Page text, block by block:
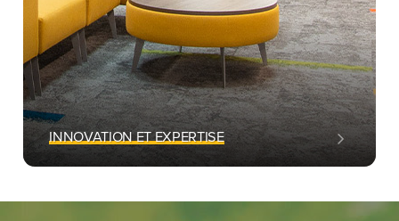
INNOVATION ET EXPERTISE